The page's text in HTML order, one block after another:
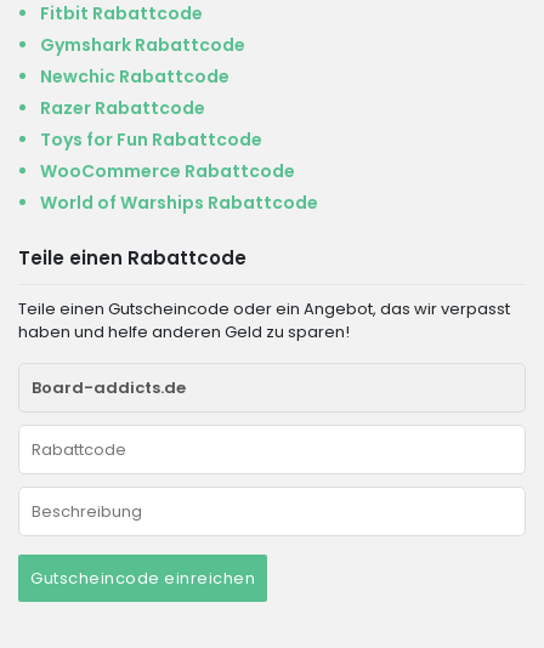
Fitbit Rabattcode
Gymshark Rabattcode
Newchic Rabattcode
Razer Rabattcode
Toys for Fun Rabattcode
WooCommerce Rabattcode
World of Warships Rabattcode
Teile einen Rabattcode
Teile einen Gutscheincode oder ein Angebot, das wir verpasst
haben und helfe anderen Geld zu sparen!
Gutscheincode einreichen